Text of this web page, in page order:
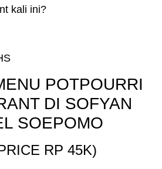
kali ini?
POTPOURRI
DI SOFYAN
SOEPOMO
RP 45K)